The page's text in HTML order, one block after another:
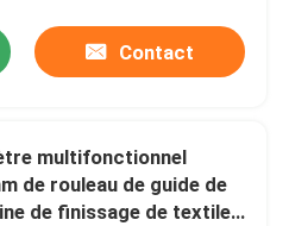
Contact
multifonctionnel
de rouleau de guide de
de finissage de textile